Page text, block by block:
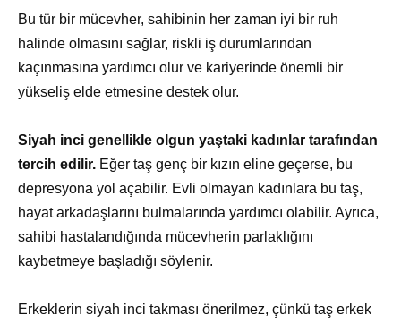
Bu tür bir mücevher, sahibinin her zaman iyi bir ruh
halinde olmasını sağlar, riskli iş durumlarından
kaçınmasına yardımcı olur ve kariyerinde önemli bir
yükseliş elde etmesine destek olur.
Siyah inci genellikle olgun yaştaki kadınlar tarafından
tercih edilir. Eğer taş genç bir kızın eline geçerse, bu
depresyona yol açabilir. Evli olmayan kadınlara bu taş,
hayat arkadaşlarını bulmalarında yardımcı olabilir. Ayrıca,
sahibi hastalandığında mücevherin parlaklığını
kaybetmeye başladığı söylenir.
Erkeklerin siyah inci takması önerilmez, çünkü taş erkek